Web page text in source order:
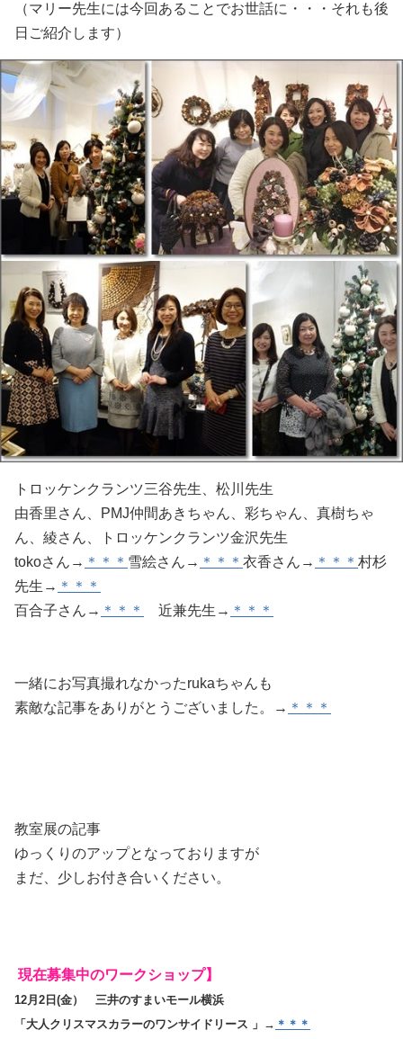
（マリー先生には今回あることでお世話に・・・それも後
日ご紹介します）
トロッケンクランツ三谷先生、松川先生
由香里さん、PMJ仲間あきちゃん、彩ちゃん、真樹ちゃ
ん、綾さん、トロッケンクランツ金沢先生
tokoさん→ ＊＊＊ 雪絵さん→ ＊＊＊ 衣香さん→ ＊＊＊ 村杉
先生→ ＊＊＊
百合子さん→ ＊＊＊ 近兼先生→ ＊＊＊
一緒にお写真撮れなかったrukaちゃんも
素敵な記事をありがとうございました。→ ＊＊＊
教室展の記事
ゆっくりのアップとなっておりますが
まだ、少しお付き合いください。
現在募集中のワークショップ】
12月2日(金） 三井のすまいモール横浜
「大人クリスマスカラーのワンサイドリース 」→ ＊＊＊